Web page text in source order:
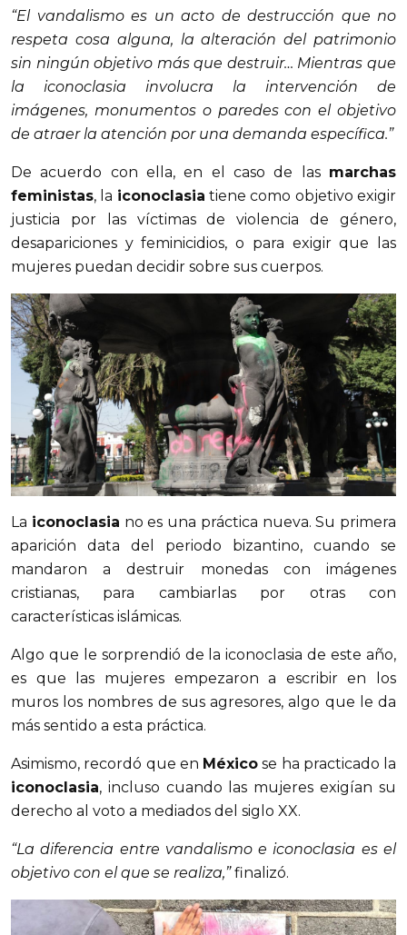
“El vandalismo es un acto de destrucción que no
respeta cosa alguna, la alteración del patrimonio
sin ningún objetivo más que destruir… Mientras que
la iconoclasia involucra la intervención de
imágenes, monumentos o paredes con el objetivo
de atraer la atención por una demanda específica.”
De acuerdo con ella, en el caso de las marchas
feministas, la iconoclasia tiene como objetivo exigir
justicia por las víctimas de violencia de género,
desapariciones y feminicidios, o para exigir que las
mujeres puedan decidir sobre sus cuerpos.
La iconoclasia no es una práctica nueva. Su primera
aparición data del periodo bizantino, cuando se
mandaron a destruir monedas con imágenes
cristianas, para cambiarlas por otras con
características islámicas.
Algo que le sorprendió de la iconoclasia de este año,
es que las mujeres empezaron a escribir en los
muros los nombres de sus agresores, algo que le da
más sentido a esta práctica.
Asimismo, recordó que en México se ha practicado la
iconoclasia, incluso cuando las mujeres exigían su
derecho al voto a mediados del siglo XX.
“La diferencia entre vandalismo e iconoclasia es el
objetivo con el que se realiza,”finalizó.